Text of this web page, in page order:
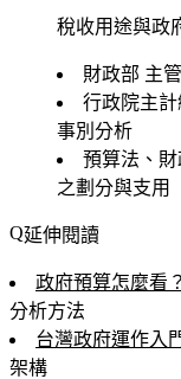
稅收用途與政
財政部 主
行政院主計
事別分析
預算法、
之劃分與支用
延伸閱讀
政府預算怎麼看
分析方法
台灣政府運作入
架構